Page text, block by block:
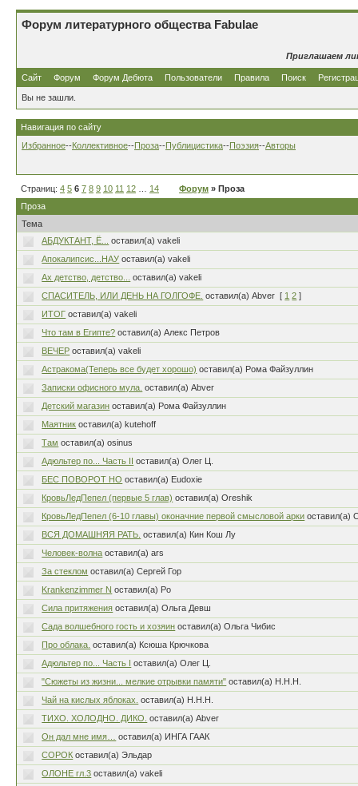
Форум литературного общества Fabulae
Приглашаем
Сайт Форум Форум Дебюта Пользователи Правила Поиск
Вы не зашли.
Навигация по сайту
Избранное--Коллективное--Проза--Публицистика--Поэзия--Авторы
Страниц: 4 5 6 7 8 9 10 11 12 14 Форум » Проза
Проза
Тема
АБДУКТАНТ, Ё...
оставил(а) vakeli
Апокалипсис...НАУ оставил(а) vakeli
Ах детство, детство...
оставил(а) vakeli
СПАСИТЕЛЬ, ИЛИ ДЕНЬ НА ГОЛГОФЕ. оставил(а) Abver [ 1 2 ]
ИТОГ оставил(а) vakeli
Что там в Египте? оставил(а) Алекс Петров
ВЕЧЕР оставил(а) vakeli
Астракома(Теперь все будет хорошо) оставил(а) Рома Файзуллин
Записки офисного мула. оставил(а) Abver
Детский магазин оставил(а) Рома Файзуллин
Маятник оставил(а) kutehoff
Там оставил(а) osinus
Адюльтер по... Часть II оставил(а) Олег Ц.
БЕС ПОВОРОТ НО оставил(а) Eudoxie
КровьЛедПепел (первые 5 глав) оставил(а) Oreshik
КровьЛедПепел (6-10 главы) оконачние первой смысловой арки оставил(а)
ВСЯ ДОМАШНЯЯ РАТЬ. оставил(а) Кин Кош Лу
Человек-волна оставил(а) ars
За стеклом оставил(а) Сергей Гор
Krankenzimmer N оставил(а) Ро
Сила притяжения оставил(а) Ольга Девш
Сада волшебного гость и хозяин оставил(а) Ольга Чибис
Про облака. оставил(а) Ксюша Крючкова
Адюльтер по... Часть I оставил(а) Олег Ц.
"Сюжеты из жизни... мелкие отрывки памяти" оставил(а) Н.Н.Н.
Чай на кислых яблоках.
оставил(а) Н.Н.Н.
ТИХО. ХОЛОДНО. ДИКО.
оставил(а) Abver
Он дал мне имя…
оставил(а) ИНГА ГААК
СОРОК оставил(а) Эльдар
ОЛОНЕ гл.3 оставил(а) vakeli